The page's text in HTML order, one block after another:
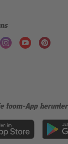
toom-App